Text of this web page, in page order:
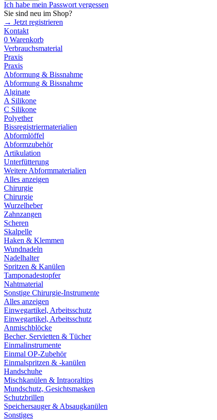
Ich habe mein Passwort vergessen
Sie sind neu im Shop?
→ Jetzt registrieren
Kontakt
0 Warenkorb
Verbrauchsmaterial
Praxis
Praxis
Abformung & Bissnahme
Abformung & Bissnahme
Alginate
A Silikone
C Silikone
Polyether
Bissregistriermaterialien
Abformlöffel
Abformzubehör
Artikulation
Unterfütterung
Weitere Abformmaterialien
Alles anzeigen
Chirurgie
Chirurgie
Wurzelheber
Zahnzangen
Scheren
Skalpelle
Haken & Klemmen
Wundnadeln
Nadelhalter
Spritzen & Kanülen
Tamponadestopfer
Nahtmaterial
Sonstige Chirurgie-Instrumente
Alles anzeigen
Einwegartikel, Arbeitsschutz
Einwegartikel, Arbeitsschutz
Anmischblöcke
Becher, Servietten & Tücher
Einmalinstrumente
Einmal OP-Zubehör
Einmalspritzen & -kanülen
Handschuhe
Mischkanülen & Intraoraltips
Mundschutz, Gesichtsmasken
Schutzbrillen
Speichersauger & Absaugkanülen
Sonstiges